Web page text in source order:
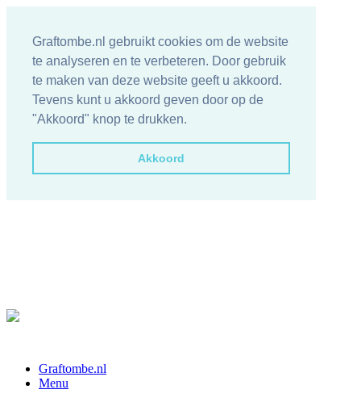
Graftombe.nl gebruikt cookies om de website
te analyseren en te verbeteren. Door gebruik
te maken van deze website geeft u akkoord.
Tevens kunt u akkoord geven door op de
"Akkoord" knop te drukken.
Akkoord
Graftombe.nl
Menu